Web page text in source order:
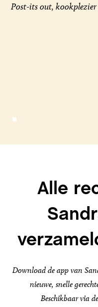
Post-its out,
Alle
Download de app van
nieuwe, snelle
Beschikbaar via